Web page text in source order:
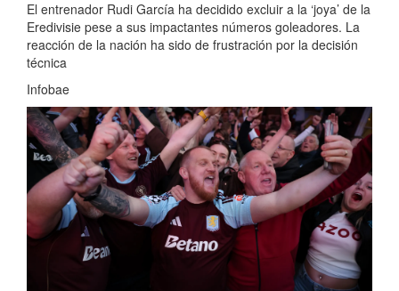
El entrenador Rudi García ha decidido excluir a la ‘joya’ de la
Eredivisie pese a sus impactantes números goleadores. La
reacción de la nación ha sido de frustración por la decisión
técnica
Infobae